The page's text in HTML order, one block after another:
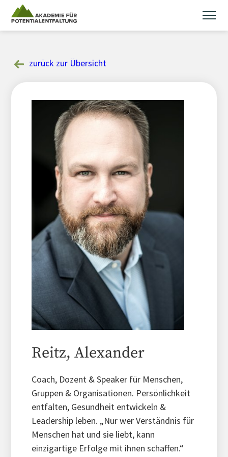
content
zurück zur Übersicht
Reitz, Alexander
Coach, Dozent & Speaker für Menschen,
Gruppen & Organisationen. Persönlichkeit
entfalten, Gesundheit entwickeln &
Leadership leben. „Nur wer Verständnis für
Menschen hat und sie liebt, kann
einzigartige Erfolge mit ihnen schaffen.“